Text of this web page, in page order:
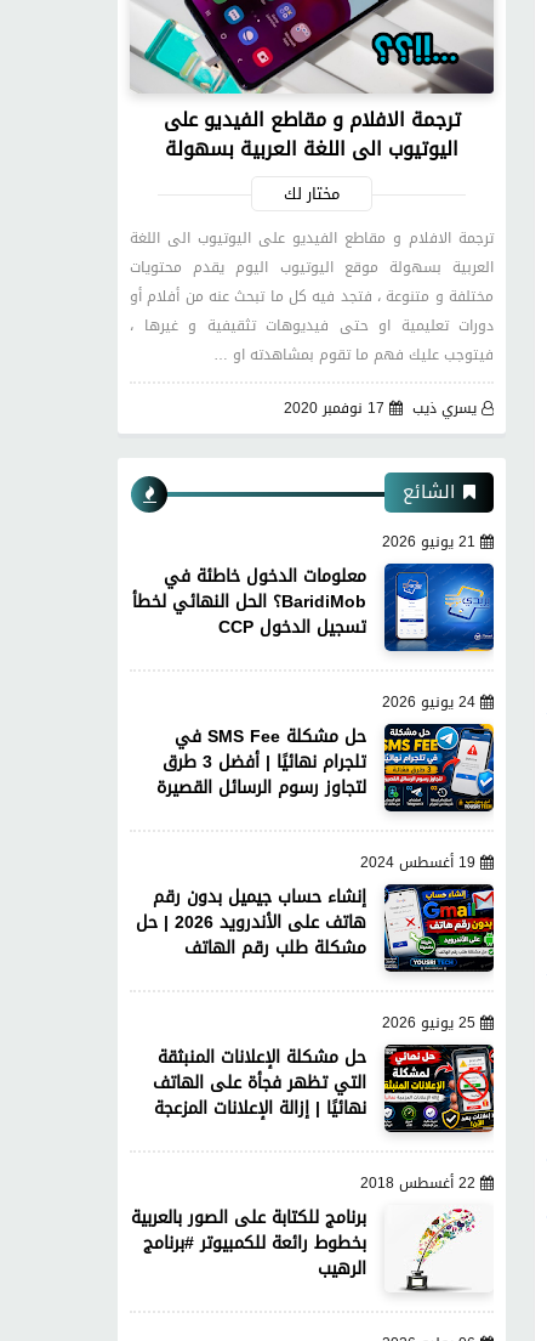
ترجمة الافلام و مقاطع الفيديو على
اليوتيوب الى اللغة العربية بسهولة
مختار لك
ترجمة الافلام و مقاطع الفيديو على اليوتيوب الى اللغة
العربية بسهولة موقع اليوتيوب اليوم يقدم محتويات
مختلفة و متنوعة ، فتجد فيه كل ما تبحث عنه من أفلام أو
دورات تعليمية او حتى فيديوهات تثقيفية و غيرها ،
فيتوجب عليك فهم ما تقوم بمشاهدته او …
يسري ذيب
17 نوفمبر 2020
الشائع
21 يونيو 2026
معلومات الدخول خاطئة في
BaridiMob؟ الحل النهائي لخطأ
تسجيل الدخول CCP
24 يونيو 2026
حل مشكلة SMS Fee في
تلجرام نهائيًا | أفضل 3 طرق
لتجاوز رسوم الرسائل القصيرة
19 أغسطس 2024
إنشاء حساب جيميل بدون رقم
هاتف على الأندرويد 2026 | حل
مشكلة طلب رقم الهاتف
25 يونيو 2026
حل مشكلة الإعلانات المنبثقة
التي تظهر فجأة على الهاتف
نهائيًا | إزالة الإعلانات المزعجة
22 أغسطس 2018
برنامج للكتابة على الصور بالعربية
بخطوط رائعة للكمبيوتر #برنامج
الرهيب